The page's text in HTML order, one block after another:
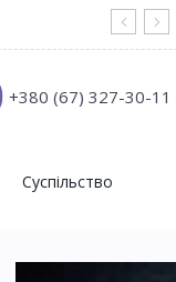
+380 (67) 327-30-11
Суспільство